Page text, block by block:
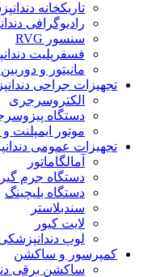
تاریکخانه
رادیوگرافی
سنسور RVG
فسفرپلیت
مانیتور و
تجهیزات جراحی
الکتروسرجری
دستگاه
موتور ایمپلنت
تجهیزات عمومی
آمالگاماتور
دستگاه جرم
دستگاه بلیچینگ
سندبلاستر
لایت کیور
لوپ
کمپرسور و ساکشن
ساکشن برقی